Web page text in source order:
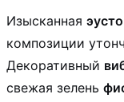
Изысканная
композиции
Декоративный
свежая зелень